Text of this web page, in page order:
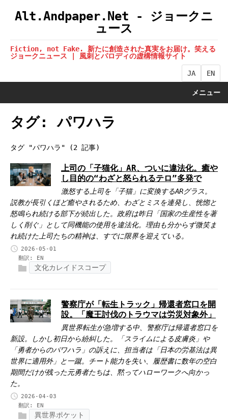
Alt.Andpaper.Net - ジョークニ
ュース
Fiction, not Fake. 新たに創造された真実をお届け。笑える
ジョークニュース | 風刺とパロディの虚構情報サイト
JA EN
メニュー
タグ: パワハラ
タグ "パワハラ" (2 記事)
上司の「子猫化」AR、ついに違法化。癒や
し目的の“わざと怒られるテロ”多発で
激怒する上司を「子猫」に変換するARグラス。
説教が長引くほど癒やされるため、わざとミスを連発し、恍惚と
怒鳴られ続ける部下が続出した。政府は昨日「国家の生産性を著
しく削ぐ」として同機能の使用を違法化。理由も分からず微笑ま
れ続けた上司たちの精神は、すでに限界を迎えている。
2026-05-01
翻訳: EN
文化カレイドスコープ
警察庁が「転生トラック」帰還者窓口を開
設。「魔王討伐のトラウマは労災対象外」
異世界転生が急増する中、警察庁は帰還者窓口を
新設。しかし初日から紛糾した。「スライムによる皮膚炎」や
「勇者からのパワハラ」の訴えに、担当者は「日本の労基法は異
世界に適用外」と一蹴。チート能力を失い、履歴書に数年の空白
期間だけが残った元勇者たちは、黙ってハローワークへ向かっ
た。
2026-04-03
翻訳: EN
異世界ポケット